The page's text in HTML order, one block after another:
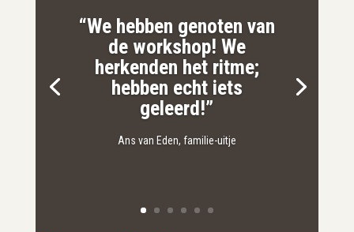
“We hebben genoten van
de workshop! We
herkenden het ritme;
hebben echt iets
geleerd!”
Ans van Eden, familie-uitje